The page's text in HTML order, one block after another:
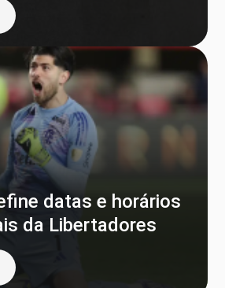
datas e horários
da Libertadores